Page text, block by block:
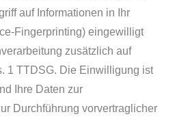
auf Informationen in Ihr
Fingerprinting) eingewilligt
zusätzlich auf
1 TTDSG. Die Einwilligung ist
Ihre Daten zur
Durchführung vorvertraglicher